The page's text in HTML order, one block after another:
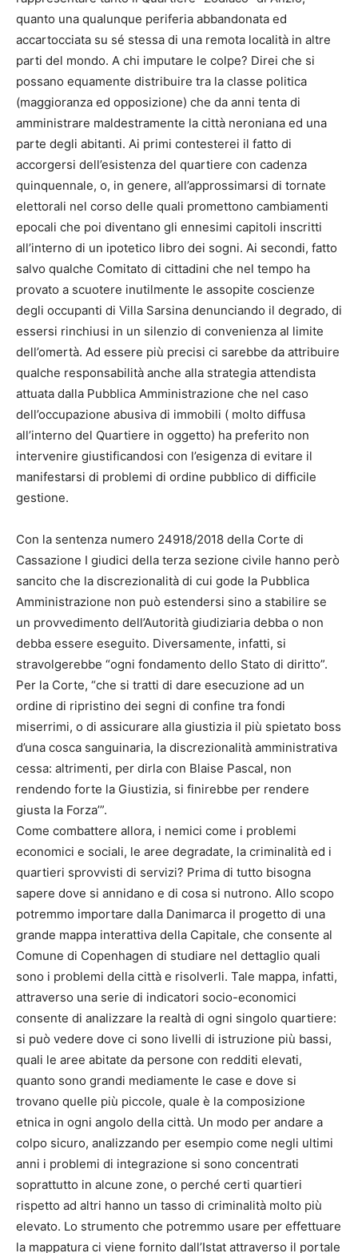
quanto una qualunque periferia abbandonata ed
accartocciata su sé stessa di una remota località in altre
parti del mondo. A chi imputare le colpe? Direi che si
possano equamente distribuire tra la classe politica
(maggioranza ed opposizione) che da anni tenta di
amministrare maldestramente la città neroniana ed una
parte degli abitanti. Ai primi contesterei il fatto di
accorgersi dell’esistenza del quartiere con cadenza
quinquennale, o, in genere, all’approssimarsi di tornate
elettorali nel corso delle quali promettono cambiamenti
epocali che poi diventano gli ennesimi capitoli inscritti
all’interno di un ipotetico libro dei sogni. Ai secondi, fatto
salvo qualche Comitato di cittadini che nel tempo ha
provato a scuotere inutilmente le assopite coscienze
degli occupanti di Villa Sarsina denunciando il degrado, di
essersi rinchiusi in un silenzio di convenienza al limite
dell’omertà. Ad essere più precisi ci sarebbe da attribuire
qualche responsabilità anche alla strategia attendista
attuata dalla Pubblica Amministrazione che nel caso
dell’occupazione abusiva di immobili ( molto diffusa
all’interno del Quartiere in oggetto) ha preferito non
intervenire giustificandosi con l’esigenza di evitare il
manifestarsi di problemi di ordine pubblico di difficile
gestione.
Con la sentenza numero 24918/2018 della Corte di
Cassazione I giudici della terza sezione civile hanno però
sancito che la discrezionalità di cui gode la Pubblica
Amministrazione non può estendersi sino a stabilire se
un provvedimento dell’Autorità giudiziaria debba o non
debba essere eseguito. Diversamente, infatti, si
stravolgerebbe “ogni fondamento dello Stato di diritto”.
Per la Corte, “che si tratti di dare esecuzione ad un
ordine di ripristino dei segni di confine tra fondi
miserrimi, o di assicurare alla giustizia il più spietato boss
d’una cosca sanguinaria, la discrezionalità amministrativa
cessa: altrimenti, per dirla con Blaise Pascal, non
rendendo forte la Giustizia, si finirebbe per rendere
giusta la Forza’”.
Come combattere allora, i nemici come i problemi
economici e sociali, le aree degradate, la criminalità ed i
quartieri sprovvisti di servizi? Prima di tutto bisogna
sapere dove si annidano e di cosa si nutrono. Allo scopo
potremmo importare dalla Danimarca il progetto di una
grande mappa interattiva della Capitale, che consente al
Comune di Copenhagen di studiare nel dettaglio quali
sono i problemi della città e risolverli. Tale mappa, infatti,
attraverso una serie di indicatori socio-economici
consente di analizzare la realtà di ogni singolo quartiere:
si può vedere dove ci sono livelli di istruzione più bassi,
quali le aree abitate da persone con redditi elevati,
quanto sono grandi mediamente le case e dove si
trovano quelle più piccole, quale è la composizione
etnica in ogni angolo della città. Un modo per andare a
colpo sicuro, analizzando per esempio come negli ultimi
anni i problemi di integrazione si sono concentrati
soprattutto in alcune zone, o perché certi quartieri
rispetto ad altri hanno un tasso di criminalità molto più
elevato. Lo strumento che potremmo usare per effettuare
la mappatura ci viene fornito dall’Istat attraverso il portale